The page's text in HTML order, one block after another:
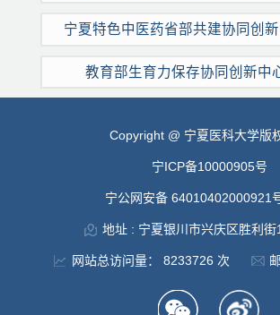
宁夏特色中医药省部共建协同创
教育部生育力保存协同创新中
Copyright @ 宁夏医科大学版
宁ICP备10000905号
宁公网安备 64010402000921
地址 : 宁夏银川市兴庆区胜利街
网站总访问量： 8233726 次